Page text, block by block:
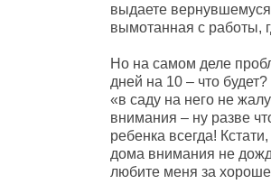
выдаете
вымотанная с работы,
Но на самом деле
дней на 10 – что
«в саду на него не
внимания – ну разве
ребенка всегда!
дома внимания не
любите меня за